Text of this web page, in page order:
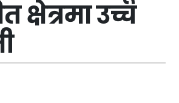
क्षेत्रमा उच्च